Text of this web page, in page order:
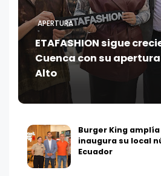
APERTURA
ETAFASHION sigue
Cuenca con su
Alto
Burger King
inaugura su local
Ecuador